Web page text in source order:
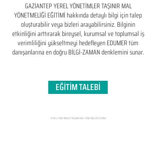
GAZİANTEP YEREL YÖNETİMLER TAŞINIR MAL
YÖNETMELİĞİ EĞİTİMİ hakkında detaylı bilgi için talep
oluşturabilir veya bizleri arayabilirsiniz. Bilginin
etkinliğini arttırarak bireysel, kurumsal ve toplumsal iş
verimliliğini yükseltmeyi hedefleyen​ EDUMER tüm
danışanlarına en doğru BİLGİ-ZAMAN denklemini sunar.
EĞİTİM TALEBİ
YEREL YÖNETİMLER TAŞINIR MAL YÖNETMELİĞİ EĞİTİMİ